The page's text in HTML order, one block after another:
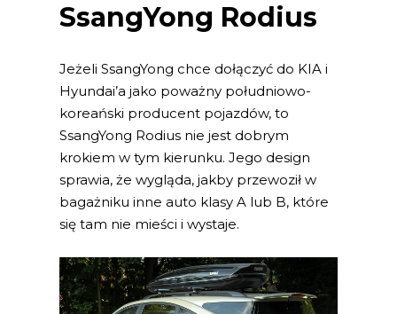
SsangYong Rodius
Jeżeli SsangYong chce dołączyć do KIA i
Hyundai’a jako poważny południowo-
koreański producent pojazdów, to
SsangYong Rodius nie jest dobrym
krokiem w tym kierunku. Jego design
sprawia, że wygląda, jakby przewoził w
bagażniku inne auto klasy A lub B, które
się tam nie mieści i wystaje.